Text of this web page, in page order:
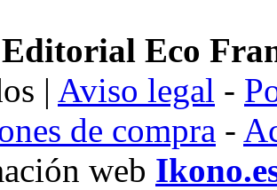
Editorial Eco
| Aviso legal -
de compra -
web